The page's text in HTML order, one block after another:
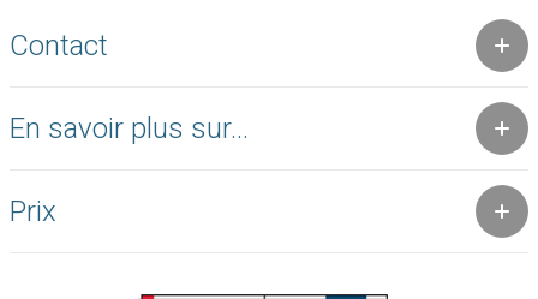
Contact
En savoir plus sur...
Prix